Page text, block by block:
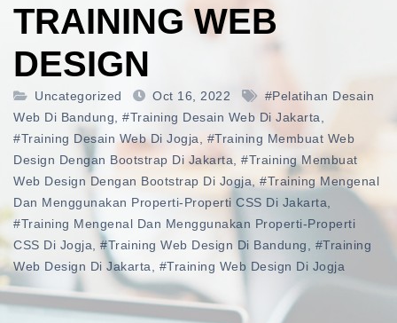
TRAINING WEB
DESIGN
Uncategorized Oct 16, 2022
#pelatihan Desain
Web Di Bandung
#training Desain Web Di Jakarta
#training Desain Web Di Jogja
#training Membuat Web
Design Dengan Bootstrap Di Jakarta
#training Membuat
Web Design Dengan Bootstrap Di Jogja
#training Mengenal
Dan Menggunakan Properti-Properti CSS Di Jakarta
#training Mengenal Dan Menggunakan Properti-Properti
CSS Di Jogja
#training Web Design Di Bandung
#training
Web Design Di Jakarta
#training Web Design Di Jogja